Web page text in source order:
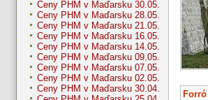
Ceny PHM v Maďarsku 30.05.
Ceny PHM v Maďarsku 28.05.
Ceny PHM v Maďarsku 21.05.
Ceny PHM v Maďarsku 16.05.
Ceny PHM v Maďarsku 14.05.
Ceny PHM v Maďarsku 09.05.
Ceny PHM v Maďarsku 07.05.
Ceny PHM v Maďarsku 02.05.
Ceny PHM v Maďarsku 30.04.
Forró